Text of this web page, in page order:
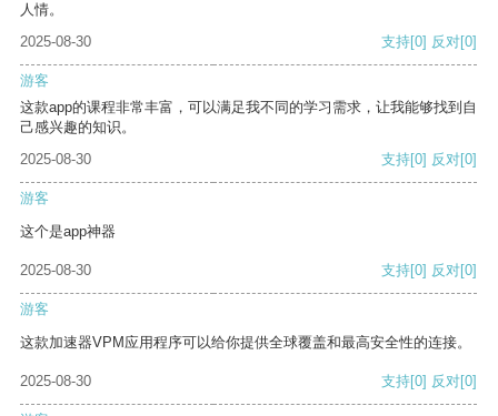
人情。
2025-08-30
支持[0] 反对[0]
游客
这款app的课程非常丰富，可以满足我不同的学习需求，让我能够找到自
己感兴趣的知识。
2025-08-30
支持[0] 反对[0]
游客
这个是app神器
2025-08-30 支持[0] 反对[0]
游客
这款加速器VPM应用程序可以给你提供全球覆盖和最高安全性的连接。
2025-08-30 支持[0] 反对[0]